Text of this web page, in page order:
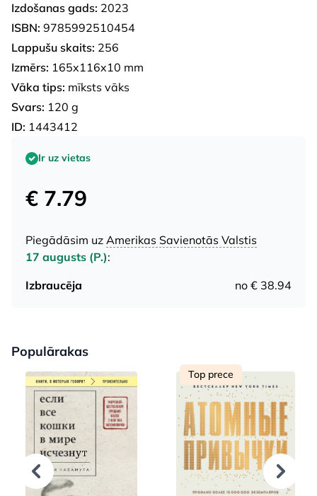
Izdošanas gads: 2023
ISBN: 9785992510454
Lappušu skaits: 256
Izmērs: 165x116x10 mm
Vāka tips: mīksts vāks
Svars: 120 g
ID: 1443412
Ir uz vietas
€ 7.79
Piegādāsim uz Amerikas Savienotās Valstis
17 augusts (P.):
Izbraucēja
no € 38.94
Populārakas
Top prece